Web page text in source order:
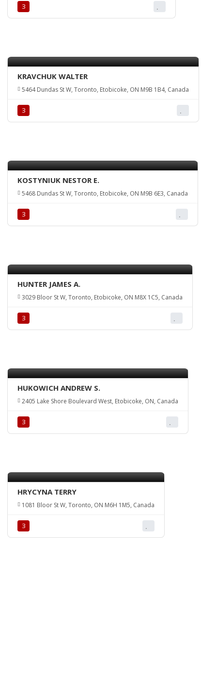
З
KRAVCHUK WALTER
5464 Dundas St W, Toronto, Etobicoke, ON M9B 1B4, Canada
З
KOSTYNIUK NESTOR E.
5468 Dundas St W, Toronto, Etobicoke, ON M9B 6E3, Canada
З
HUNTER JAMES A.
3029 Bloor St W, Toronto, Etobicoke, ON M8X 1C5, Canada
З
HUKOWICH ANDREW S.
2405 Lake Shore Boulevard West, Etobicoke, ON, Canada
З
HRYCYNA TERRY
1081 Bloor St W, Toronto, ON M6H 1M5, Canada
З